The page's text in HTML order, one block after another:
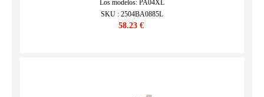
Los modelos: PA04XL
SKU : 2504BA0885L
58.23 €